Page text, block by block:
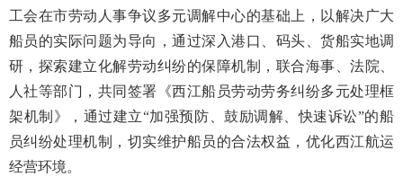
工会在市劳动人事争议多元调解中心的基础上，以解决广大
船员的实际问题为导向，通过深入港口、码头、货船实地调
研，探索建立化解劳动纠纷的保障机制，联合海事、法院、
人社等部门，共同签署《西江船员劳动劳务纠纷多元处理框
架机制》，通过建立“加强预防、鼓励调解、快速诉讼”的船
员纠纷处理机制，切实维护船员的合法权益，优化西江航运
经营环境。